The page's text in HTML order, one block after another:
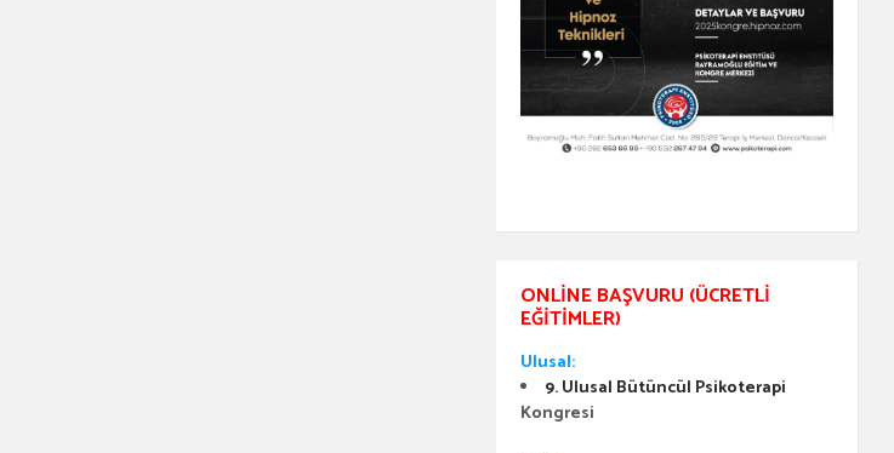
ONLINE BAŞVURU (ÜCRETLI
EĞITIMLER)
Ulusal:
9. Ulusal Bütüncül Psikoterapi
Kongresi